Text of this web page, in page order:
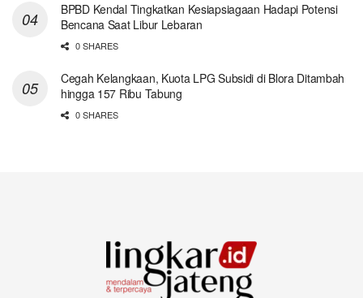
BPBD Kendal Tingkatkan Kesiapsiagaan Hadapi Potensi
Bencana Saat Libur Lebaran
0 SHARES
Cegah Kelangkaan, Kuota LPG Subsidi di Blora Ditambah
hingga 157 Ribu Tabung
0 SHARES